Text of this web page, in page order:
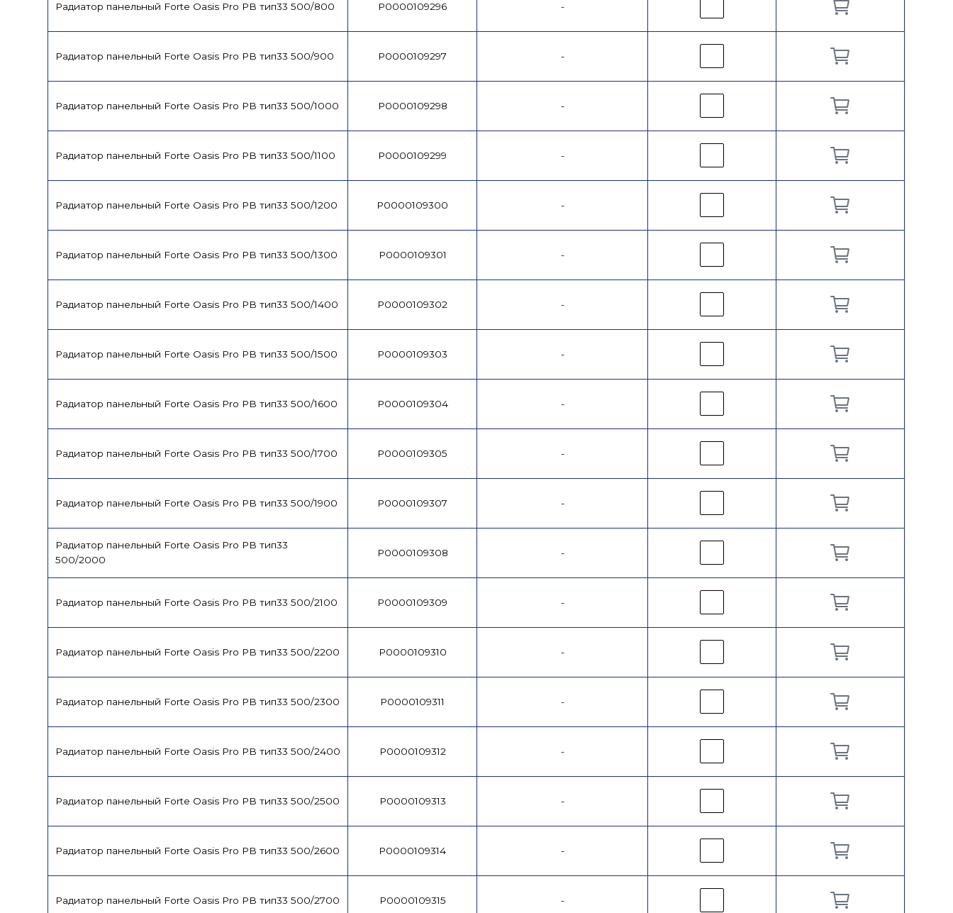
Радиатор панельный Forte Oasis Pro PB тип33 500/800 P0000109296 -
Радиатор панельный Forte Oasis Pro PB тип33 500/900 P0000109297 -
Радиатор панельный Forte Oasis Pro PB тип33 500/1000 P0000109298 -
Радиатор панельный Forte Oasis Pro PB тип33 500/1100 P0000109299 -
Радиатор панельный Forte Oasis Pro PB тип33 500/1200 P0000109300 -
Радиатор панельный Forte Oasis Pro PB тип33 500/1300 P0000109301 -
Радиатор панельный Forte Oasis Pro PB тип33 500/1400 P0000109302 -
Радиатор панельный Forte Oasis Pro PB тип33 500/1500 P0000109303 -
Радиатор панельный Forte Oasis Pro PB тип33 500/1600 P0000109304 -
Радиатор панельный Forte Oasis Pro PB тип33 500/1700 P0000109305 -
Радиатор панельный Forte Oasis Pro PB тип33 500/1900 P0000109307 -
Радиатор панельный Forte Oasis Pro PB тип33
500/2000
P0000109308 -
Радиатор панельный Forte Oasis Pro PB тип33 500/2100 P0000109309 -
Радиатор панельный Forte Oasis Pro PB тип33 500/2200 P0000109310 -
Радиатор панельный Forte Oasis Pro PB тип33 500/2300 P0000109311 -
Радиатор панельный Forte Oasis Pro PB тип33 500/2400 P0000109312 -
Радиатор панельный Forte Oasis Pro PB тип33 500/2500 P0000109313 -
Радиатор панельный Forte Oasis Pro PB тип33 500/2600 P0000109314 -
Радиатор панельный Forte Oasis Pro PB тип33 500/2700 P0000109315 -